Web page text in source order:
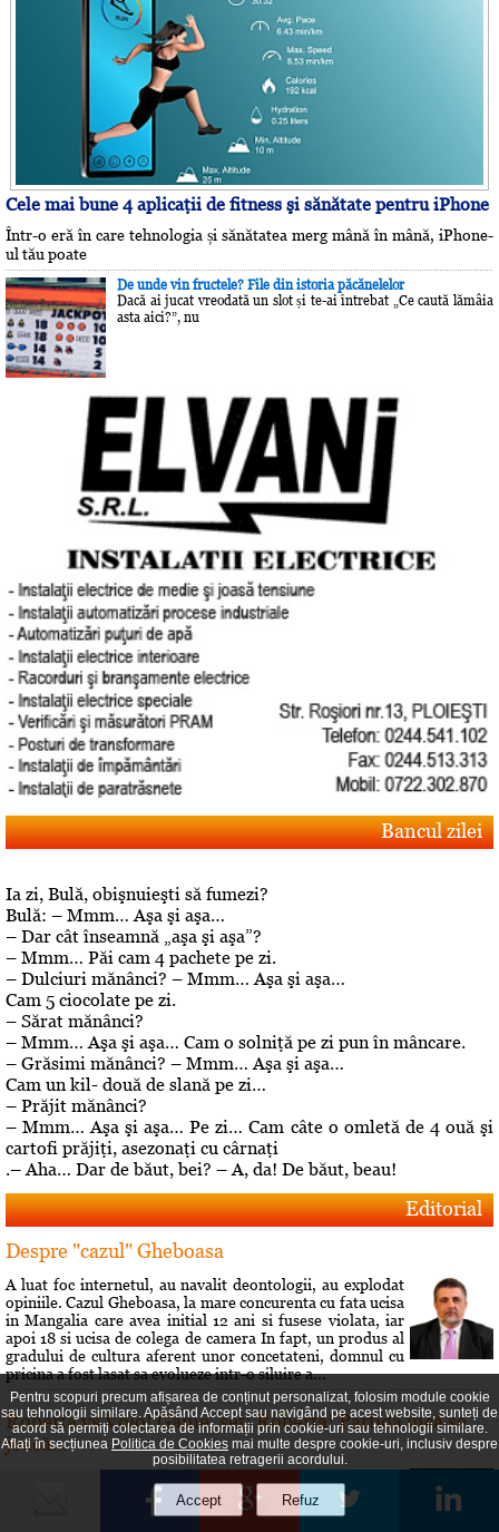
Cele mai bune 4 aplicaţii de fitness şi sănătate pentru iPhone
Într-o eră în care tehnologia și sănătatea merg mână în mână, iPhone-
ul tău poate
De unde vin fructele? File din istoria păcănelelor
Dacă ai jucat vreodată un slot și te-ai întrebat „Ce caută lămâia
asta aici?”, nu
Bancul zilei
Ia zi, Bulă, obişnuieşti să fumezi?
Bulă: – Mmm… Aşa şi aşa…
– Dar cât înseamnă „aşa şi aşa”?
– Mmm… Păi cam 4 pachete pe zi.
– Dulciuri mănânci? – Mmm… Aşa şi aşa…
Cam 5 ciocolate pe zi.
– Sărat mănânci?
– Mmm… Aşa şi aşa… Cam o solniţă pe zi pun în mâncare.
– Grăsimi mănânci? – Mmm… Aşa şi aşa…
Cam un kil- două de slană pe zi…
– Prăjit mănânci?
– Mmm… Aşa şi aşa… Pe zi… Cam câte o omletă de 4 ouă şi
cartofi prăjiţi, asezonaţi cu cârnaţi
.– Aha… Dar de băut, bei? – A, da! De băut, beau!
Editorial
Despre "cazul" Gheboasa
A luat foc internetul, au navalit deontologii, au explodat
opiniile. Cazul Gheboasa, la mare concurenta cu fata ucisa
in Mangalia care avea initial 12 ani si fusese violata, iar
apoi 18 si ucisa de colega de camera In fapt, un produs al
gradului de cultura aferent unor concetateni, domnul cu
pricina a fost lasat sa evolueze intr-o siluire a...
Roberta vs Volo! Game, set: Roberta! Partida încă se
joacă...
sunt vechi. Certurile dintre ei durează mult şi foarte greu
vreun cunoscut reuşeşte să îi facă să comunice din nou.
Pentru scopuri precum afișarea de conținut personalizat, folosim module cookie
sau tehnologii similare. Apăsând Accept sau navigând pe acest website, sunteți de
acord să permiți colectarea de informații prin cookie-uri sau tehnologii similare.
Aflați în secțiunea Politica de Cookies mai multe despre cookie-uri, inclusiv despre
posibilitatea retragerii acordului.